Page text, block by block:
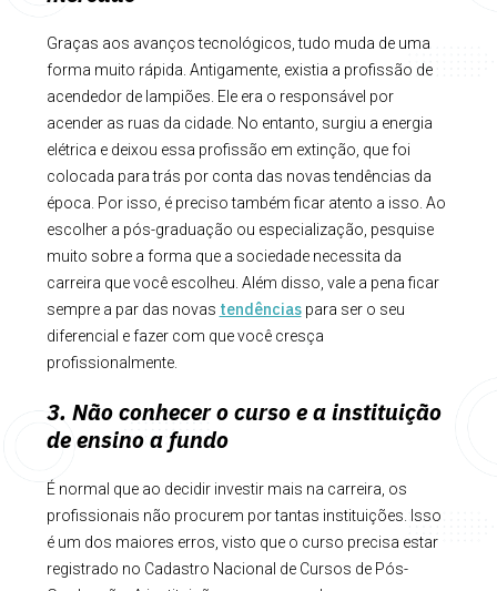
Graças aos avanços tecnológicos, tudo muda de uma
forma muito rápida. Antigamente, existia a profissão de
acendedor de lampiões. Ele era o responsável por
acender as ruas da cidade. No entanto, surgiu a energia
elétrica e deixou essa profissão em extinção, que foi
colocada para trás por conta das novas tendências da
época. Por isso, é preciso também ficar atento a isso. Ao
escolher a pós-graduação ou especialização, pesquise
muito sobre a forma que a sociedade necessita da
carreira que você escolheu. Além disso, vale a pena ficar
sempre a par das novas tendênciaspara ser o seu
diferencial e fazer com que você cresça
profissionalmente.
3. Não conhecer o curso e a instituição
de ensino a fundo
É normal que ao decidir investir mais na carreira, os
profissionais não procurem por tantas instituições. Isso
é um dos maiores erros, visto que o curso precisa estar
registrado no Cadastro Nacional de Cursos de Pós-